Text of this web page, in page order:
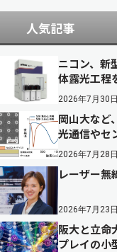
人気記事
ニコン、
体露光工程
2026年7月30日
岡山大など
光通信やセ
2026年7月28日
レーザー無
2026年7月23日
阪大と立命
プレイの小